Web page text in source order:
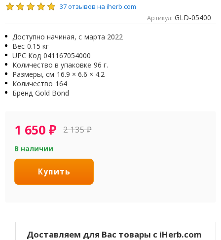
37 отзывов на iherb.com
Артикул: GLD-05400
Доступно начиная, с марта 2022
Вес 0.15 кг
UPC Код 041167054000
Количество в упаковке 96 г.
Размеры, см 16.9 × 6.6 × 4.2
Количество 164
Бренд Gold Bond
1 650₽ 2 135₽
В наличии
Купить
Доставляем для Вас товары с iHerb.com